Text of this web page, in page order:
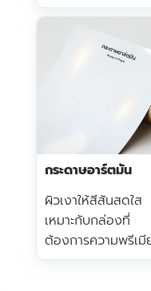
กระดาษอาร์ตมัน
ผิวเงาให้สีสันสดใส
เหมาะกับกล่องที่
ต้องการความพรีเมี